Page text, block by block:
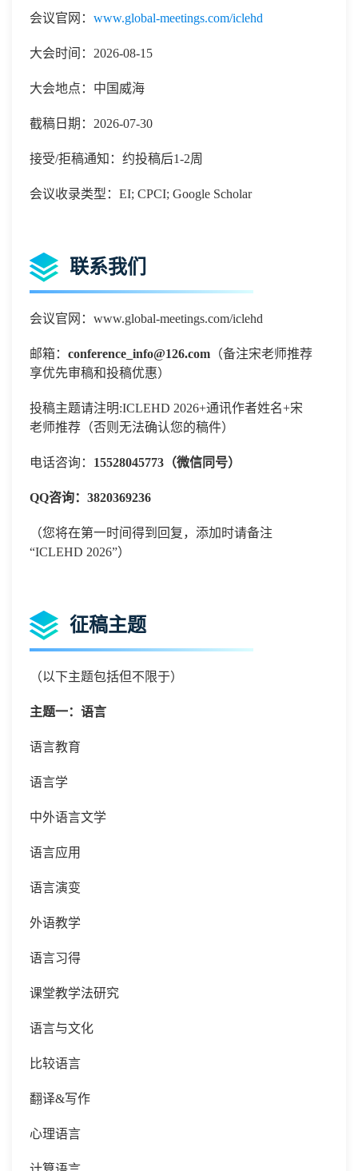
会议官网： www.global-meetings.com/iclehd
大会时间：2026-08-15
大会地点：中国威海
截稿日期：2026-07-30
接受/拒稿通知：约投稿后1-2周
会议收录类型：EI; CPCI; Google Scholar
联系我们
会议官网：www.global-meetings.com/iclehd
邮箱： conference_info@126.com （备注宋老师推荐
享优先审稿和投稿优惠）
投稿主题请注明:ICLEHD 2026+通讯作者姓名+宋
老师推荐（否则无法确认您的稿件）
电话咨询： 15528045773（微信同号）
QQ咨询： 3820369236
（您将在第一时间得到回复，添加时请备注
“ICLEHD 2026”）
征稿主题
（以下主题包括但不限于）
主题一：语言
语言教育
语言学
中外语言文学
语言应用
语言演变
外语教学
语言习得
课堂教学法研究
语言与文化
比较语言
翻译&写作
心理语言